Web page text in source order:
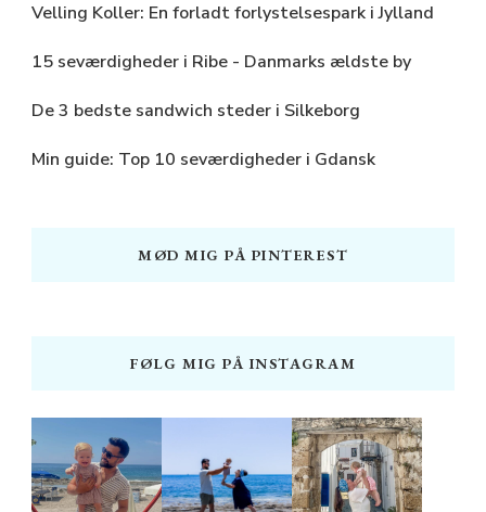
Velling Koller: En forladt forlystelsespark i Jylland
15 seværdigheder i Ribe - Danmarks ældste by
De 3 bedste sandwich steder i Silkeborg
Min guide: Top 10 seværdigheder i Gdansk
MØD MIG PÅ PINTEREST
FØLG MIG PÅ INSTAGRAM